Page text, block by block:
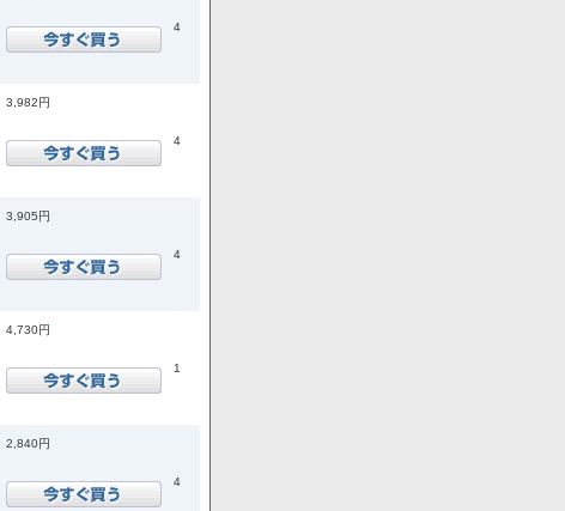
4
3,982円
4
3,905円
4
4,730円
1
2,840円
4